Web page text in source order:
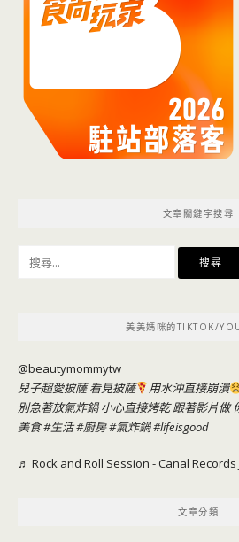
文章關鍵字搜尋
美美媽咪的TIKTOK/
@beautymommytw
兒子超愛披薩 看見披薩
用水沖直接崩潰
別急著放氣炸鍋 小心直接烤乾 跟著影片做
美食#生活#廚房#氣炸鍋#lifeisgood
♬ Rock and Roll Session - Canal Records
文章分類